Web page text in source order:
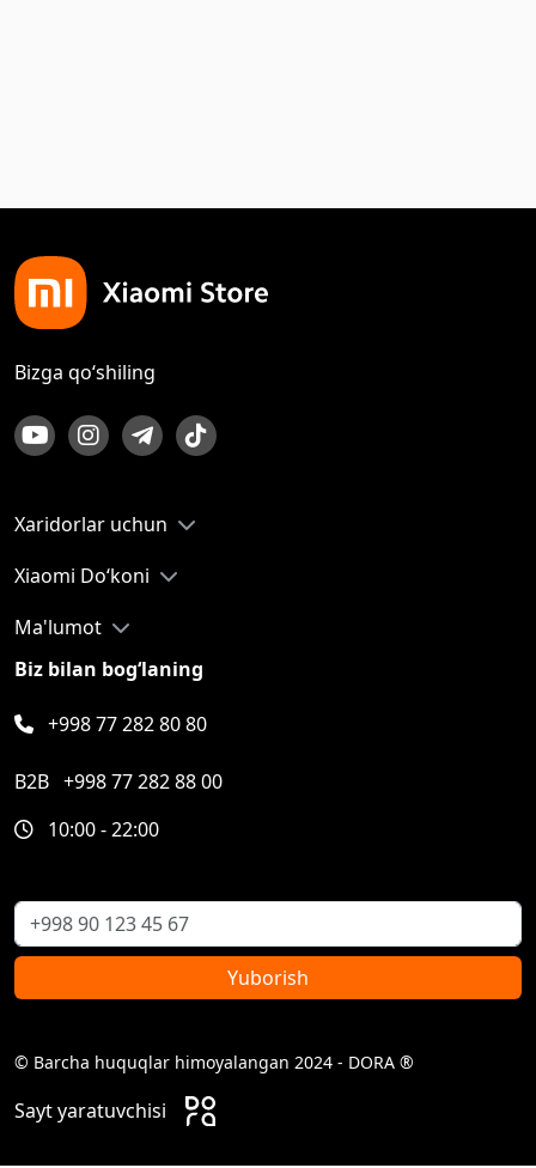
Bizga qo‘shiling
Xaridorlar uchun
Xiaomi Do‘koni
Ma'lumot
Biz bilan bog‘laning
+998 77 282 80 80
B2B +998 77 282 88 00
10:00 - 22:00
Yuborish
© Barcha huquqlar himoyalangan 2024 - DORA ®
Sayt yaratuvchisi